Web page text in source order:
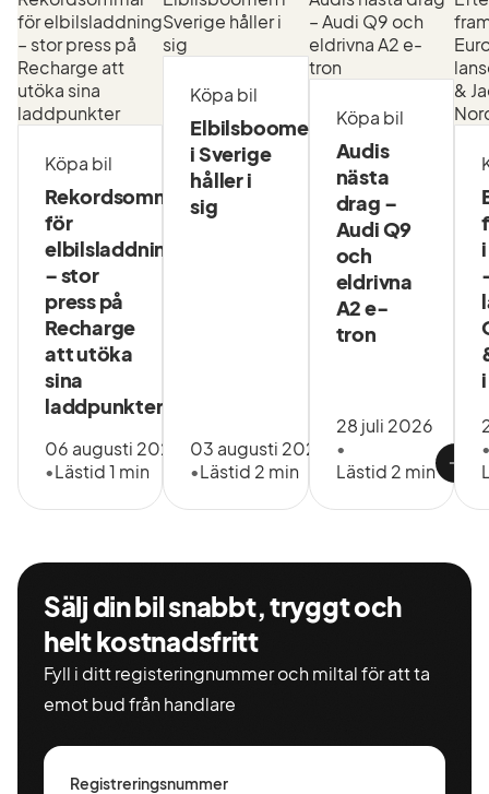
Köpa bil
Rekordsommar
för
elbilsladdning
– stor
press på
Recharge
att utöka
sina
laddpunkter
06 augusti 2026
•Lästid 1 min
Köpa bil
Elbilsboomen
i Sverige
håller i
sig
03 augusti 2026
•Lästid 2 min
Köpa bil
Audis
nästa
drag –
Audi Q9
och
eldrivna
A2 e-
tron
28 juli 2026
•
Lästid 2 min
Sälj din bil snabbt, tryggt och
helt kostnadsfritt
Fyll i ditt registeringnummer och miltal för att ta
emot bud från handlare
Registreringsnummer